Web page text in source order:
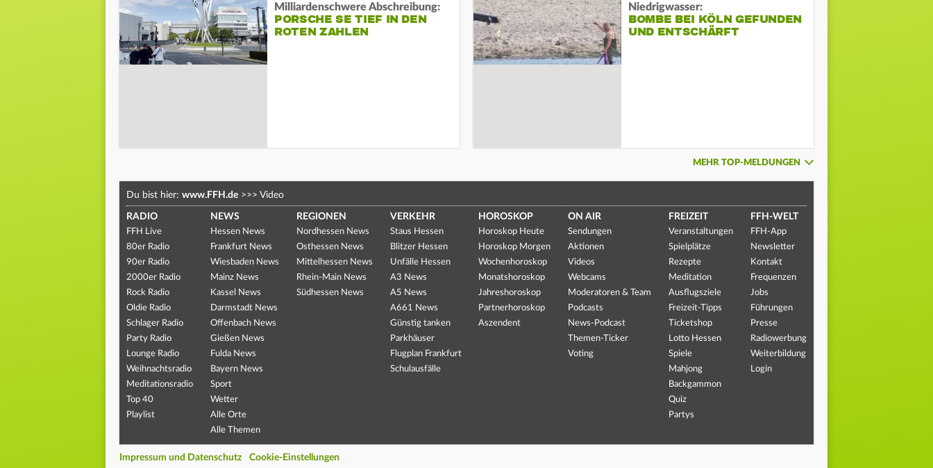
Milliardenschwere Abschreibung:
PORSCHE SE TIEF IN DEN
ROTEN ZAHLEN
Niedrigwasser:
BOMBE BEI KÖLN GEFUNDEN
UND ENTSCHÄRFT
MEHR TOP-MELDUNGEN
Du bist hier: www.FFH.de >>> Video
RADIO
FFH Live
80er Radio
90er Radio
2000er Radio
Rock Radio
Oldie Radio
Schlager Radio
Party Radio
Lounge Radio
Weihnachtsradio
Meditationsradio
Top 40
Playlist
NEWS
Hessen News
Frankfurt News
Wiesbaden News
Mainz News
Kassel News
Darmstadt News
Offenbach News
Gießen News
Fulda News
Bayern News
Sport
Wetter
Alle Orte
Alle Themen
REGIONEN
Nordhessen News
Osthessen News
Mittelhessen News
Rhein-Main News
Südhessen News
VERKEHR
Staus Hessen
Blitzer Hessen
Unfälle Hessen
A3 News
A5 News
A661 News
Günstig tanken
Parkhäuser
Flugplan Frankfurt
Schulausfälle
HOROSKOP
Horoskop Heute
Horoskop Morgen
Wochenhoroskop
Monatshoroskop
Jahreshoroskop
Partnerhoroskop
Aszendent
ON AIR
Sendungen
Aktionen
Videos
Webcams
Moderatoren & Team
Podcasts
News-Podcast
Themen-Ticker
Voting
FREIZEIT
Veranstaltungen
Spielplätze
Rezepte
Meditation
Ausflugsziele
Freizeit-Tipps
Ticketshop
Lotto Hessen
Spiele
Mahjong
Backgammon
Quiz
Partys
FFH-WELT
FFH-App
Newsletter
Kontakt
Frequenzen
Jobs
Führungen
Presse
Radiowerbung
Weiterbildung
Login
Impressum und Datenschutz Cookie-Einstellungen